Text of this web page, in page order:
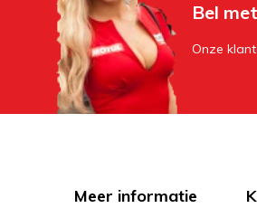
Bel
Onze
Meer informatie